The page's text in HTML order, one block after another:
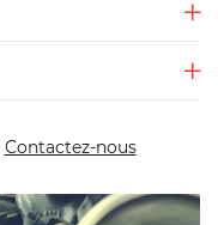
Contactez-nous